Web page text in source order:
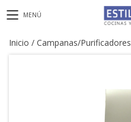
MENÚ
Inicio / Campanas/Purificadores